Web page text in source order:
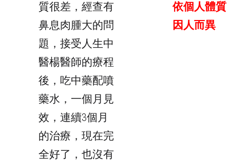
質很差，經查有
鼻息肉腫大的問
題，接受人生中
醫楊醫師的療程
後，吃中藥配噴
藥水，一個月見
效，連續3個月
的治療，現在完
全好了，也沒有
依個人體質
因人而異